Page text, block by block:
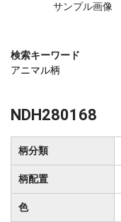
サンプル画像
検索キーワード
アニマル柄
NDH280168
柄分類
柄配置
色